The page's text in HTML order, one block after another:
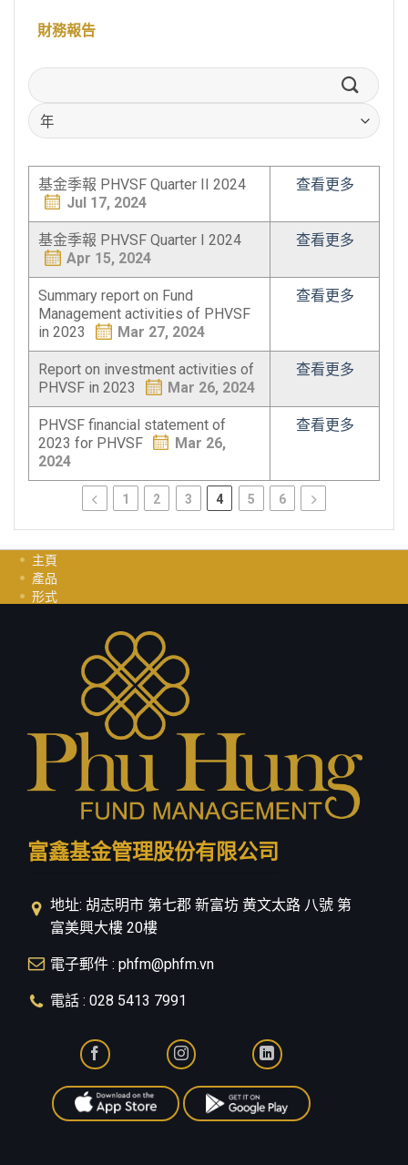
財務報告
基金季報 PHVSF Quarter II 2024
Jul 17, 2024
查看更多
基金季報 PHVSF Quarter I 2024
Apr 15, 2024
查看更多
Summary report on Fund
Management activities of PHVSF
in 2023
Mar 27, 2024
查看更多
Report on investment activities of
PHVSF in 2023
Mar 26, 2024
查看更多
PHVSF financial statement of
2023 for PHVSF
Mar 26,
2024
查看更多
1 2 3 4 5 6
主頁
產品
形式
隱私政策
富鑫基金管理股份有限公司
地址: 胡志明市 第七郡 新富坊 黄文太路 八號 第
富美興大樓 20樓
電子郵件 : phfm@phfm.vn
電話 : 028 5413 7991